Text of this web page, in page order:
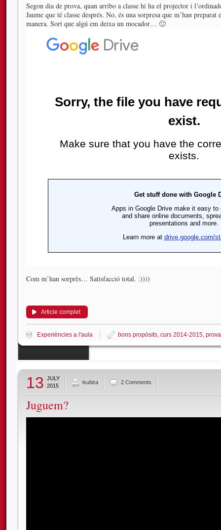
Segon dia de prova, quan arribo a classe hi ha el projector i
Jaume que té classe després. No, és una sorpresa que m’han
manera. Sort que algú em deixa un mocador… 🙂
Com m’han sorprès… Satisfacció total. :))))
Article complet
Experiències a l'aula bons propòsits, curs 2014-2015, prova
13 JULY
2015
lsubira 2 Comments
Juguem?